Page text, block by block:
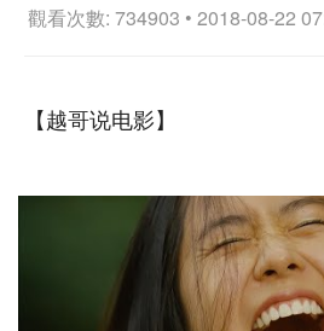
觀看次數: 734903 • 2018-08-22
【越哥说电影】